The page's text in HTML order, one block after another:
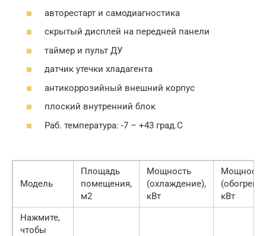
авторестарт и самодиагностика
скрытый дисплей на передней панели
таймер и пульт ДУ
датчик утечки хладагента
антикоррозийный внешний корпус
плоский внутренний блок
Раб. температура: -7 – +43 град.С
Модель
Площадь
помещения,
м2
Мощность
(охлаждение),
кВт
Мощность
(обогрев),
кВт
Нажмите,
чтобы